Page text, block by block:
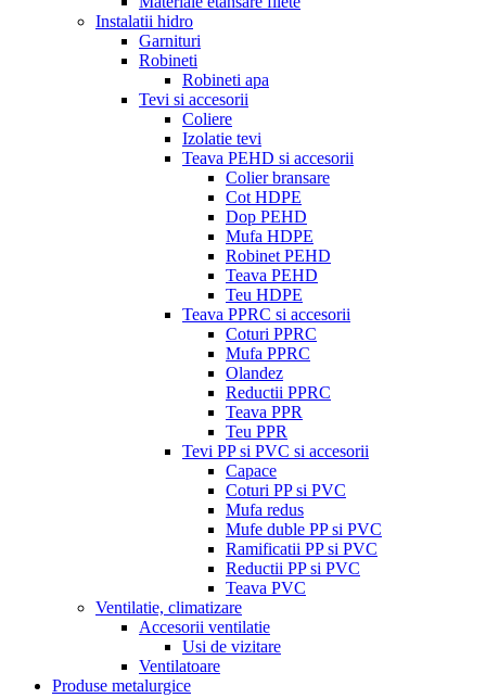
Instalatii hidro
Garnituri
Robineti
Robineti apa
Tevi si accesorii
Coliere
Izolatie tevi
Teava PEHD si accesorii
Colier bransare
Cot HDPE
Dop PEHD
Mufa HDPE
Robinet PEHD
Teava PEHD
Teu HDPE
Teava PPRC si accesorii
Coturi PPRC
Mufa PPRC
Olandez
Reductii PPRC
Teava PPR
Teu PPR
Tevi PP si PVC si accesorii
Capace
Coturi PP si PVC
Mufa redus
Mufe duble PP si PVC
Ramificatii PP si PVC
Reductii PP si PVC
Teava PVC
Ventilatie, climatizare
Accesorii ventilatie
Usi de vizitare
Ventilatoare
Produse metalurgice